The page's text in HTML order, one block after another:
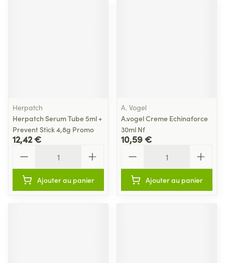
Herpatch
Herpatch Serum Tube 5ml +
Prevent Stick 4,8g Promo
12,42 €
Ajouter au panier
A. Vogel
A.vogel Creme Echinaforce
30ml Nf
10,59 €
Ajouter au panier